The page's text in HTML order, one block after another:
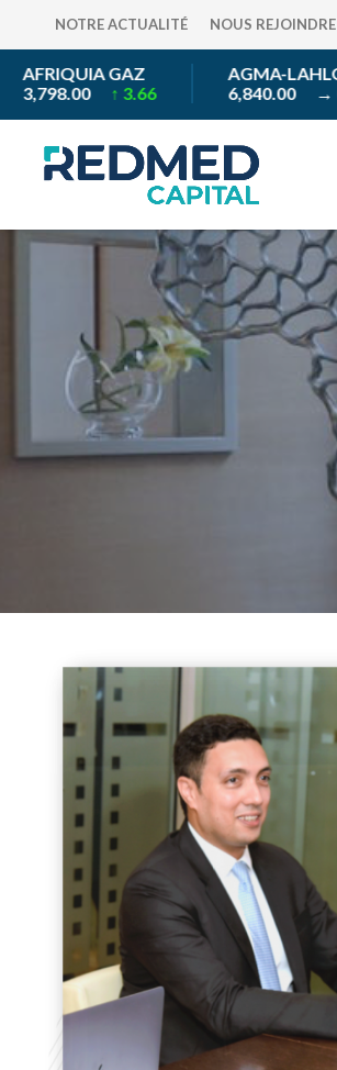
NOTRE ACTUALITÉ NOUS REJOINDRE
GAZ
↑ 3.66
AGMA-LAHLOU TAZI
6,840.00→ 0.00